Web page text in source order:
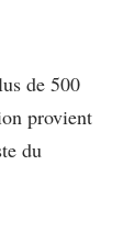
de 500
provient
du